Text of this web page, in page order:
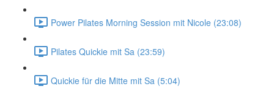
Power Pilates Morning Session mit Nicole (23:08)
Pilates Quickie mit Sa (23:59)
Quickie für die Mitte mit Sa (5:04)